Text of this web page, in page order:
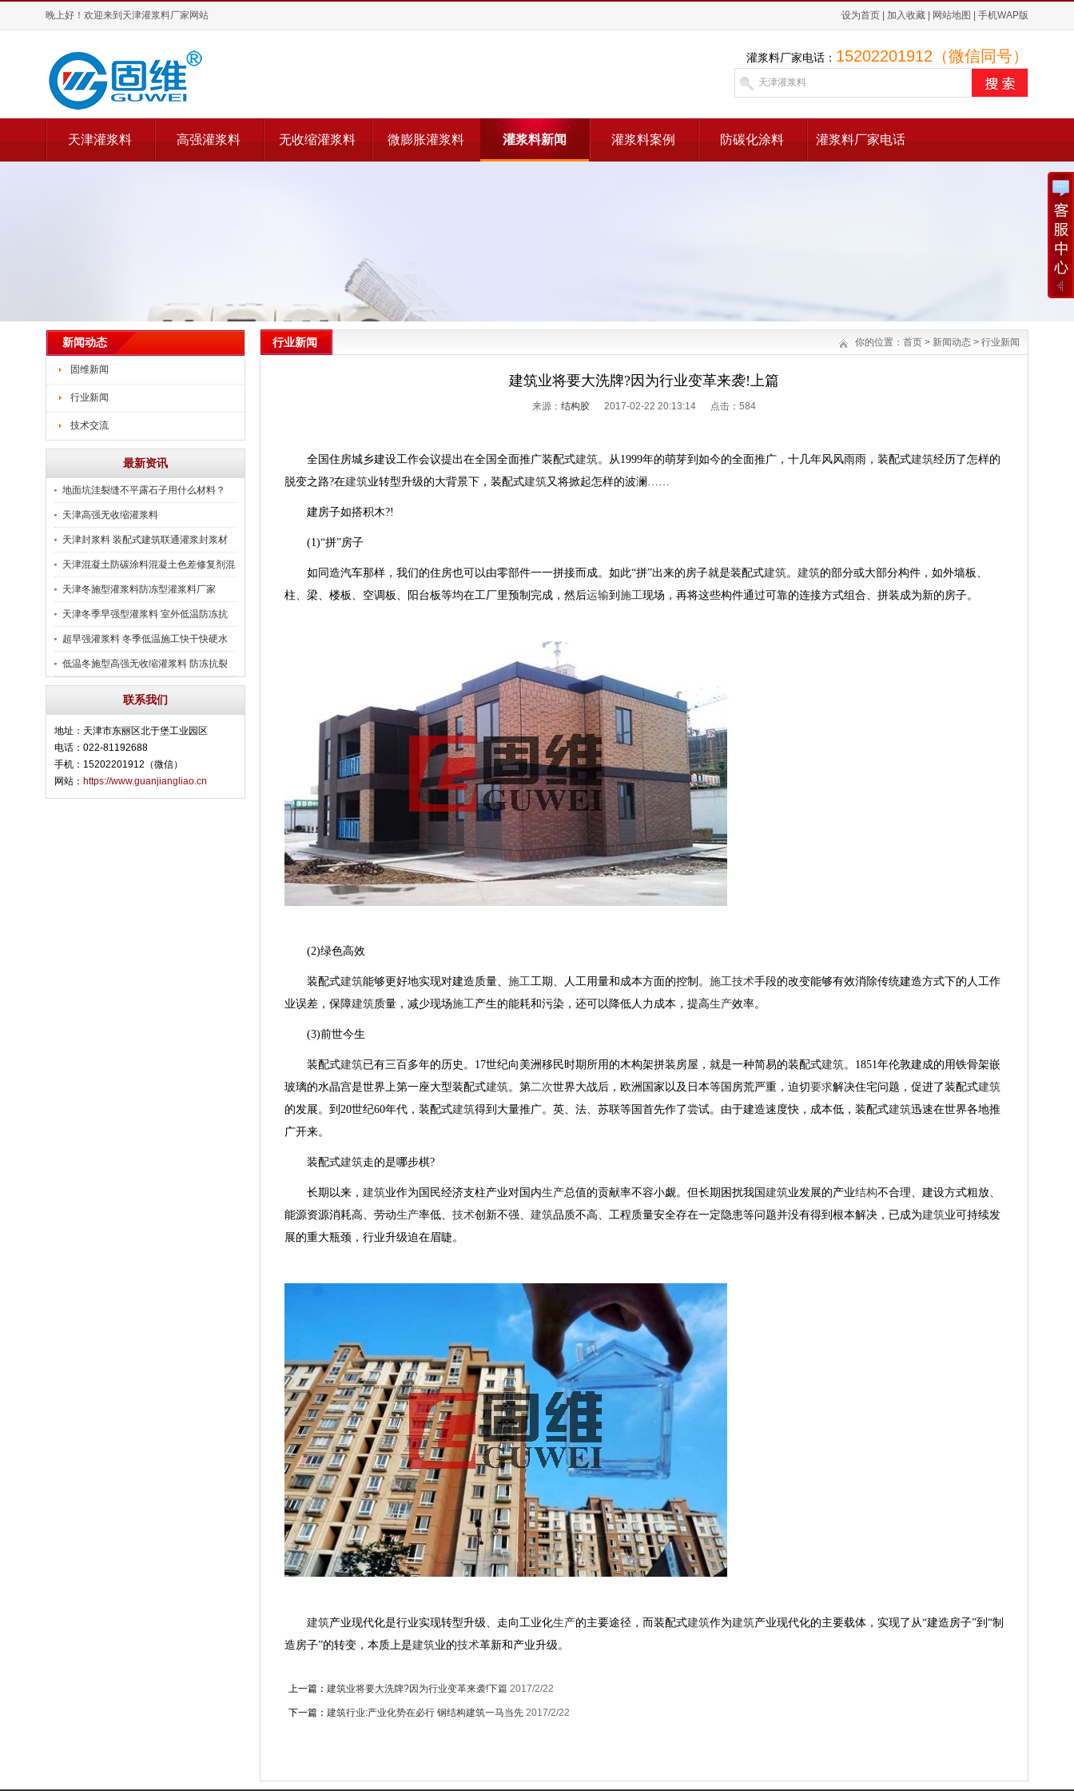
晚上好！欢迎来到天津灌浆料厂家网站 设为首页 加入收藏 网站地图 手机WAP版
灌浆料厂家电话： 15202201912（微信同号）
天津灌浆料 高强灌浆料 无收缩灌浆料 微膨胀灌浆料 灌浆料新闻 灌浆料案例 防碳化涂料 灌浆料厂家电话
1
新闻动态
固维新闻
行业新闻
技术交流
最新资讯
地面坑洼裂缝不平露石子用什么材料？
天津高强无收缩灌浆料
天津封浆料 装配式建筑联通灌浆封浆材
料
天津混凝土防碳涂料混凝土色差修复剂混
凝土清水涂料
天津冬施型灌浆料防冻型灌浆料厂家
天津冬季早强型灌浆料 室外低温防冻抗
裂灌浆料
超早强灌浆料 冬季低温施工快干快硬水
泥基灌浆材料
低温冬施型高强无收缩灌浆料 防冻抗裂
灌浆料
联系我们
地址：天津市东丽区北于堡工业园区
电话：022-81192688
手机：15202201912（微信）
网站： https://www.guanjiangliao.cn
行业新闻 你的位置： 首页 > 新闻动态 > 行业新闻
建筑业将要大洗牌?因为行业变革来袭!上篇
来源： 结构胶 2017-02-22 20:13:14 点击： 584
全国住房城乡建设工作会议提出在全国全面推广装配式建筑。从1999年的萌芽到如今的全面推广，十几年风风雨雨，装配式建筑经历了怎样的
脱变之路?在建筑业转型升级的大背景下，装配式建筑又将掀起怎样的波澜……
建房子如搭积木?!
(1)“拼”房子
如同造汽车那样，我们的住房也可以由零部件一一拼接而成。如此“拼”出来的房子就是装配式建筑。 建筑的部分或大部分构件，如外墙板、
柱、梁、楼板、空调板、阳台板等均在工厂里预制完成，然后运输到 施工现场，再将这些构件通过可靠的连接方式组合、拼装成为新的房子。
(2)绿色高效
装配式建筑能够更好地实现对建造质量、 施工工期、人工用量和成本方面的控制。 施工技术手段的改变能够有效消除传统建造方式下的人工作
业误差，保障建筑质量，减少现场施工产生的能耗和污染，还可以降低人力成本，提高生产效率。
(3)前世今生
装配式建筑已有三百多年的历史。17世纪向美洲移民时期所用的木构架拼装房屋，就是一种简易的装配式建筑。1851年伦敦建成的用铁骨架嵌
玻璃的水晶宫是世界上第一座大型装配式建筑。第二次世界大战后，欧洲国家以及日本等国房荒严重，迫切要求解决住宅问题，促进了装配式建筑
的发展。到20世纪60年代，装配式建筑得到大量推广。英、法、苏联等国首先作了尝试。由于建造速度快，成本低，装配式建筑迅速在世界各地推
广开来。
装配式建筑走的是哪步棋?
长期以来， 建筑业作为国民经济支柱产业对国内生产总值的贡献率不容小觑。但长期困扰我国 建筑业发展的产业结构不合理、建设方式粗放、
能源资源消耗高、劳动生产率低、 技术创新不强、 建筑品质不高、工程质量安全存在一定隐患等问题并没有得到根本解决，已成为建筑业可持续发
展的重大瓶颈，行业升级迫在眉睫。
建筑产业现代化是行业实现转型升级、走向工业化生产的主要途径，而装配式建筑作为建筑产业现代化的主要载体，实现了从“建造房子”到“制
造房子”的转变，本质上是建筑业的技术革新和产业升级。
上一篇： 建筑业将要大洗牌?因为行业变革来袭!下篇 2017/2/22
下一篇： 建筑行业:产业化势在必行 钢结构建筑一马当先 2017/2/22